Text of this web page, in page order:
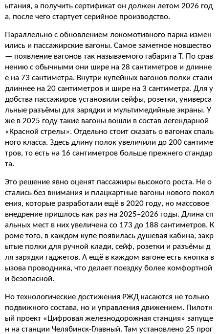
ытания, а получить сертификат он должен летом 2026 год
а, после чего стартует серийное производство.
Параллельно с обновлением локомотивного парка измен
ились и пассажирские вагоны. Самое заметное новшество
— появление вагонов так называемого габарита Т. По срав
нению с обычными они шире на 28 сантиметров и длинне
е на 73 сантиметра. Внутри купейных вагонов полки стали
длиннее на 20 сантиметров и шире на 3 сантиметра. Для у
добства пассажиров установили сейфы, розетки, универса
льные разъёмы для зарядки и мультимедийные экраны. У
же в 2025 году такие вагоны вошли в состав легендарной
«Красной стрелы». Отдельно стоит сказать о вагонах спаль
ного класса. Здесь длину полок увеличили до 200 сантиме
тров, то есть на 16 сантиметров больше прежнего стандар
та.
Это решение явно оценят пассажиры высокого роста. Не о
стались без внимания и плацкартные вагоны нового покол
ения, которые разработали ещё в 2020 году, но массовое
внедрение пришлось как раз на 2025–2026 годы. Длина сп
альных мест в них увеличена со 173 до 188 сантиметров. К
роме того, в каждом купе появилась душевая кабина, закр
ытые полки для ручной клади, сейф, розетки и разъёмы д
ля зарядки гаджетов. А ещё в каждом вагоне есть кнопка в
ызова проводника, что делает поездку более комфортной
и безопасной.
Но технологические достижения РЖД касаются не только
подвижного состава, но и управления движением. Пилотн
ый проект «Цифровая железнодорожная станция» запуще
н на станции Челябинск-Главный. Там установлено 25 прог